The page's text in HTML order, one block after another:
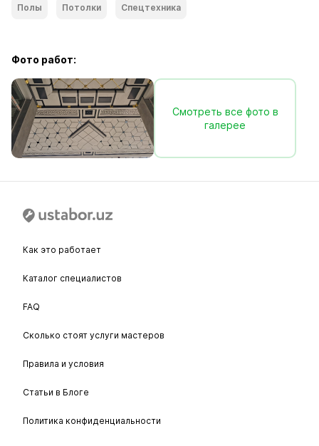
Полы Потолки Спецтехника
Фото работ:
Смотреть все фото в
галерее
Как это работает
Каталог специалистов
FAQ
Сколько стоят услуги мастеров
Правила и условия
Статьи в Блоге
Политика конфиденциальности